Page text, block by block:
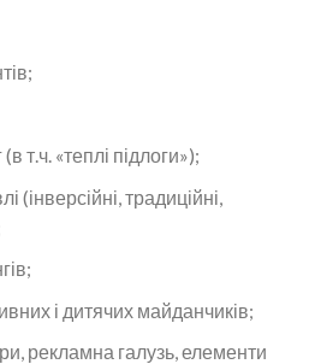
т.ч. «теплі підлоги»);
(інверсійні, традиційні,
і дитячих майданчиків;
рекламна галузь, елементи